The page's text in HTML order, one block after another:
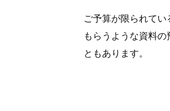
ご予算が限られて
もらうような資料
ともあります。